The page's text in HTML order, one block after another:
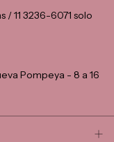
/ 11 3236-6071 solo
Pompeya - 8 a 16